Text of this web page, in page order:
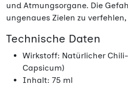
und Atmungsorgane. Die
ungenaues Zielen zu
Technische Daten
Wirkstoff: Natürlicher
Capsicum)
Inhalt: 75 ml